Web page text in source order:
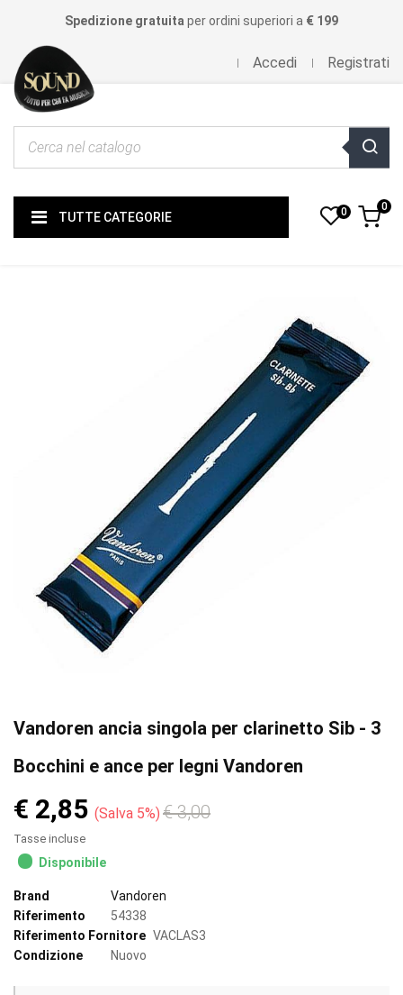
Spedizione gratuita per ordini superiori a € 199
Accedi Registrati
TUTTE CATEGORIE 0 0
Vandoren ancia singola per clarinetto Sib - 3
Bocchini e ance per legni Vandoren
€ 2,85 Salva 5% € 3,00
Tasse incluse
Disponibile
Brand
Vandoren
Riferimento
54338
Riferimento Fornitore VACLAS3
Condizione
Nuovo